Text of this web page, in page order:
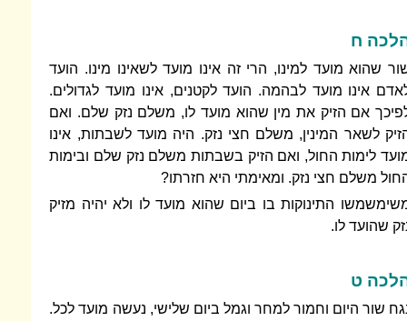
ח
שהוא מועד למינו, הרי זה אינו מועד לשאינו מינו. הועד
אינו מועד לבהמה. הועד לקטנים, אינו מועד לגדולים.
אם הזיק את מין שהוא מועד לו, משלם נזק שלם. ואם
לשאר המינין, משלם חצי נזק. היה מועד לשבתות, אינו
לימות החול, ואם הזיק בשבתות משלם נזק שלם ובימות
משלם חצי נזק. ומאימתי היא חזרתו?
התינוקות בו ביום שהוא מועד לו ולא יהיה מזיק
שהועד לו.
ט
שור היום וחמור למחר וגמל ביום שלישי, נעשה מועד לכל.